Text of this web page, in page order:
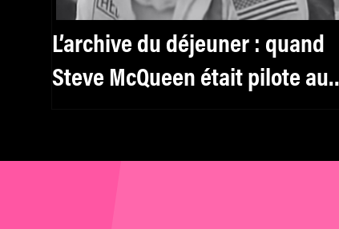
L’archive du déjeuner : quand
Steve McQueen était pilote aux